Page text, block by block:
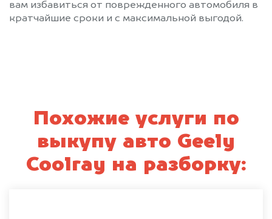
вам избавиться от поврежденного автомобиля в
кратчайшие сроки и с максимальной выгодой.
Похожие услуги по
выкупу авто Geely
Coolray на разборку: